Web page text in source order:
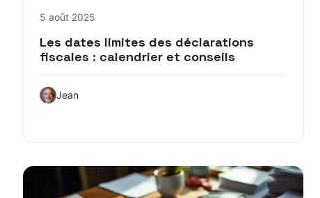
5 août 2025
Les dates limites des déclarations
fiscales : calendrier et conseils
Jean